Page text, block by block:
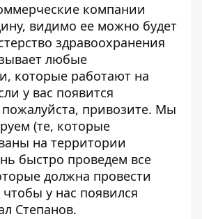
компании
видимо ее можно будет
здравоохранения
любые
которые работают на
у вас появится
привозите. Мы
(те, которые
на территории
быстро проведем все
должна провести
чтобы у нас появился
Степанов.